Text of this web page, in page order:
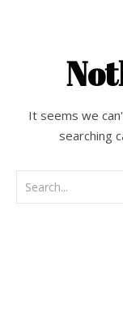
It seems we
searching